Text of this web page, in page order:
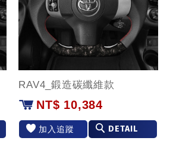
RAV4_鍛造碳纖維款
NT$ 10,384
加入追蹤 DETAIL